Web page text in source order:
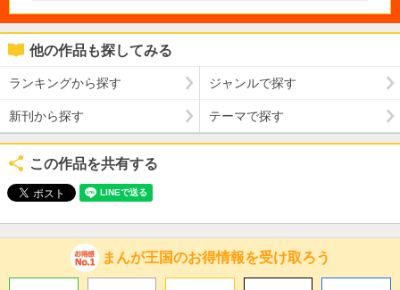
他の作品も探してみる
ランキングから探す ジャンルで探す
新刊から探す テーマで探す
この作品を共有する
まんが王国のお得情報を受け取ろう